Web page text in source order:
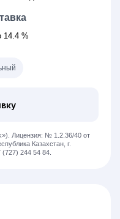
14.4 %
Лицензия: № 1.2.36/40 от
Казахстан, ​г.
244 54 84.